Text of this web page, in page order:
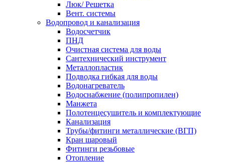
Люк/ Решетка
Вент. системы
Водопровод и канализация
Водосчетчик
ПНД
Очистная система для воды
Сантехнический инструмент
Металлопластик
Подводка гибкая для воды
Водонагреватель
Водоснабжение (полипропилен)
Манжета
Полотенцесушитель и комплектующие
Канализация
Трубы/фитинги металлические (ВГП)
Кран шаровый
Фитинги резьбовые
Отопление